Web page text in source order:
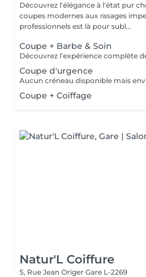
Découvrez l'élégance à l'état pur
coupes modernes aux rasages
professionnels est là pour subl...
Coupe + Barbe & Soin
Coupe d'urgence
Coupe + Coiffage
Natur'L Coiffure
5, Rue Jean Origer Gare L-2269